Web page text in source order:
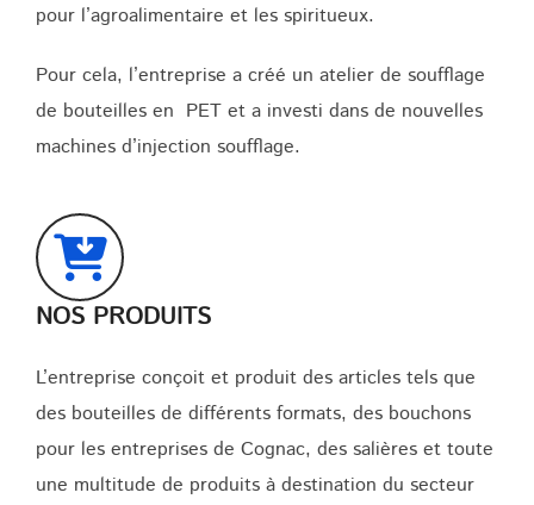
pour l’agroalimentaire et les spiritueux.
Pour cela, l’entreprise a créé un atelier de soufflage
de bouteilles en PET et a investi dans de nouvelles
machines d’injection soufflage.
NOS PRODUITS
L’entreprise conçoit et produit des articles tels que
des bouteilles de différents formats, des bouchons
pour les entreprises de Cognac, des salières et toute
une multitude de produits à destination du secteur